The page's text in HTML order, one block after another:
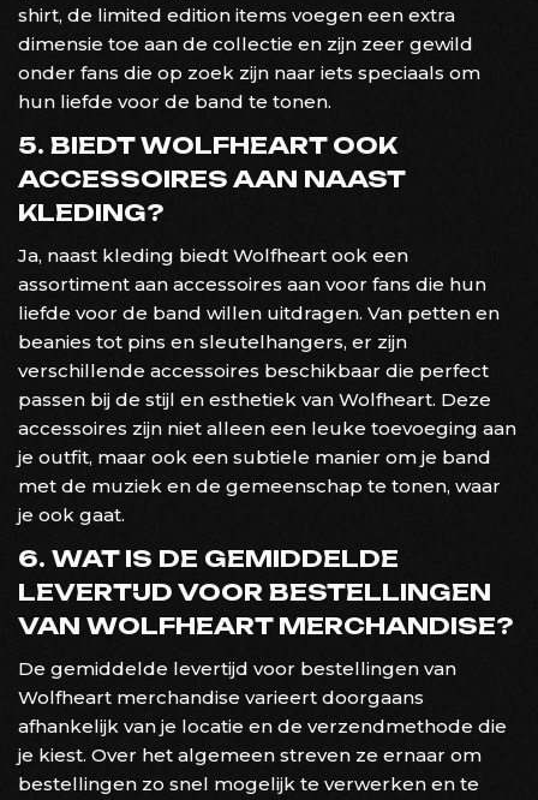
shirt, de limited edition items voegen een extra
dimensie toe aan de collectie en zijn zeer gewild
onder fans die op zoek zijn naar iets speciaals om
hun liefde voor de band te tonen.
5. BIEDT WOLFHEART OOK
ACCESSOIRES AAN NAAST
KLEDING?
Ja, naast kleding biedt Wolfheart ook een
assortiment aan accessoires aan voor fans die hun
liefde voor de band willen uitdragen. Van petten en
beanies tot pins en sleutelhangers, er zijn
verschillende accessoires beschikbaar die perfect
passen bij de stijl en esthetiek van Wolfheart. Deze
accessoires zijn niet alleen een leuke toevoeging aan
je outfit, maar ook een subtiele manier om je band
met de muziek en de gemeenschap te tonen, waar
je ook gaat.
6. WAT IS DE GEMIDDELDE
LEVERTIJD VOOR BESTELLINGEN
VAN WOLFHEART MERCHANDISE?
De gemiddelde levertijd voor bestellingen van
Wolfheart merchandise varieert doorgaans
afhankelijk van je locatie en de verzendmethode die
je kiest. Over het algemeen streven ze ernaar om
bestellingen zo snel mogelijk te verwerken en te